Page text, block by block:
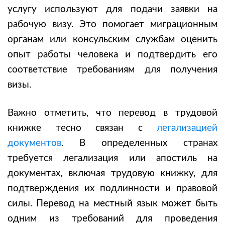
услугу используют для подачи заявки на
рабочую визу. Это помогает миграционным
органам или консульским службам оценить
опыт работы человека и подтвердить его
соответствие требованиям для получения
визы.
Важно отметить, что перевод в трудовой
книжке тесно связан с легализацией
документов. В определенных странах
требуется легализация или апостиль на
документах, включая трудовую книжку, для
подтверждения их подлинности и правовой
силы. Перевод на местный язык может быть
одним из требований для проведения